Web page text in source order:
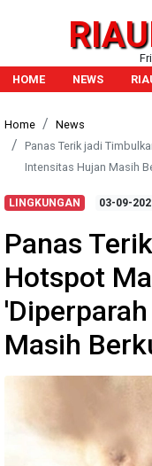
HOME
NEWS
Home
News
Panas Terik jadi
Intensitas Hujan Masih
LINGKUNGAN 03-09-
Panas
Hotspot
Masih